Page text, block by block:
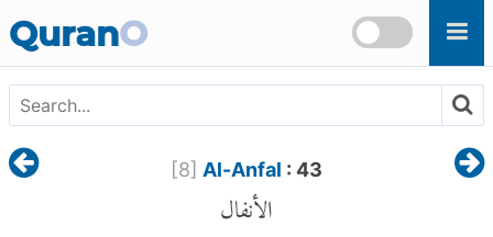
QuranO
[8] Al-Anfal : 43
الأنفال